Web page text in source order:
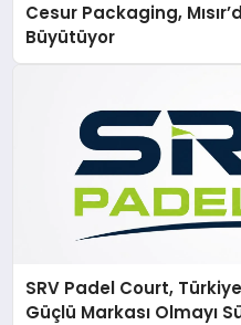
Cesur Packaging,
Büyütüyor
SRV Padel Court,
Güçlü Markası Olmayı